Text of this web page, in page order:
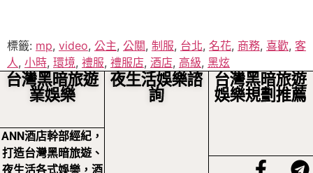
標籤: mp, video, 公主, 公關, 制服, 台北, 名花, 商務, 喜歡, 客
人, 小時, 環境, 禮服, 禮服店, 酒店, 高級, 黑炫
台灣黑暗旅遊
業娛樂
ANN酒店幹部經紀，
打造台灣黑暗旅遊、
夜生活各式娛樂，酒
夜生活娛樂諮
詢
台灣黑暗旅遊
娛樂規劃推薦